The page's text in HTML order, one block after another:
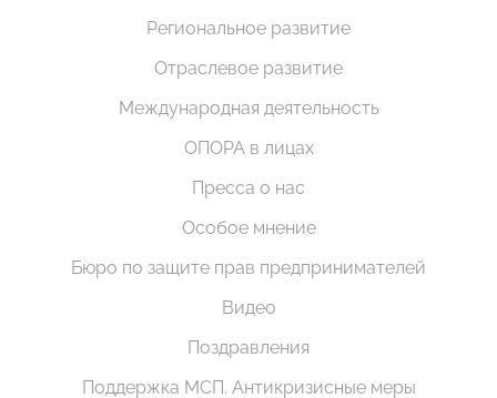
Региональное развитие
Отраслевое развитие
Международная деятельность
ОПОРА в лицах
Пресса о нас
Особое мнение
Бюро по защите прав предпринимателей
Видео
Поздравления
Поддержка МСП. Антикризисные меры